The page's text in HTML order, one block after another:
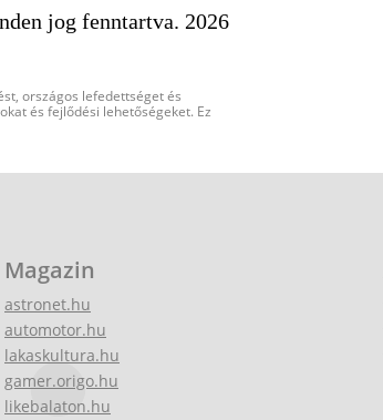
jog fenntartva. 2026
országos lefedettséget és
és fejlődési lehetőségeket. Ez
Magazin
astronet.hu
automotor.hu
lakaskultura.hu
gamer.origo.hu
likebalaton.hu